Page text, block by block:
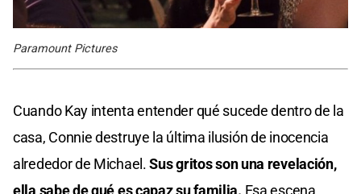
Paramount Pictures
Cuando Kay intenta entender qué sucede dentro de la
casa, Connie destruye la última ilusión de inocencia
alrededor de Michael.Sus gritos son una revelación,
ella sabe de qué es capaz su familia. Esa escena